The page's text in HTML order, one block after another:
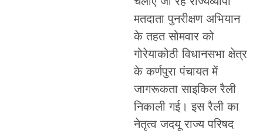
मतदाता पुनरीक्षण अभियान
के तहत सोमवार को
गोरेयाकोठी विधानसभा क्षेत्र
के कर्णपुरा पंचायत में
जागरूकता साइकिल रैली
निकाली गई। इस रैली का
नेतृत्व जदयू राज्य परिषद